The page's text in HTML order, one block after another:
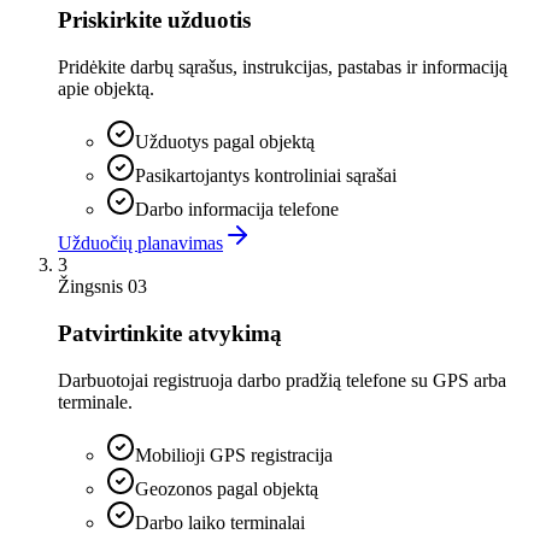
Priskirkite užduotis
Pridėkite darbų sąrašus, instrukcijas, pastabas ir informaciją
apie objektą.
Užduotys pagal objektą
Pasikartojantys kontroliniai sąrašai
Darbo informacija telefone
Užduočių planavimas
3
Žingsnis 03
Patvirtinkite atvykimą
Darbuotojai registruoja darbo pradžią telefone su GPS arba
terminale.
Mobilioji GPS registracija
Geozonos pagal objektą
Darbo laiko terminalai